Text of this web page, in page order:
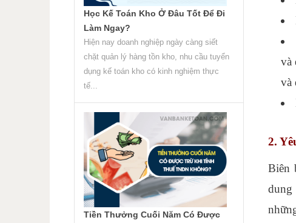
và
và
2.
Biên
dung
Học Kế Toán Kho Ở Đâu Tốt Để Đi
Làm Ngay?
Hiện nay doanh nghiệp ngày càng siết
chặt quản lý hàng tồn kho, nhu cầu tuyển
dụng kế toán kho có kinh nghiệm thực
tế...
Tiền Thưởng Cuối Năm Có Được